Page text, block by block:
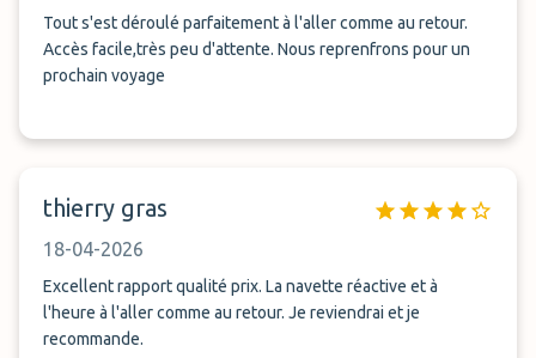
Tout s'est déroulé parfaitement à l'aller comme au retour.
Accès facile,très peu d'attente. Nous reprenfrons pour un
prochain voyage
thierry gras
18-04-2026
Excellent rapport qualité prix. La navette réactive et à
l'heure à l'aller comme au retour. Je reviendrai et je
recommande.